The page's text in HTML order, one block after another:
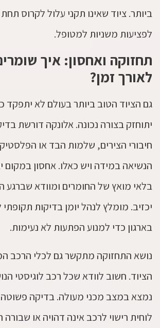
ביותר. ציוד שאינו תקני עלול לקרוס
לפציעות משניות למטופל.
תחזוקה ואחסון: איך
לאורך זמן?
גם הציוד הטוב ביותר בעולם לא יתפקד
יתוחזק בצורה נכונה. אלונקה דורשת
חיבורי הצירים, שלמות הבד או הפלסטיק
הנשיאה במידה ויש כאלו. אחסון במקום
בלאי מואץ של החומרים ומוודא שברגע
יכזיב. מומלץ לנהל יומן בדיקות תקופתי
בארגון כדי למנוע הפתעות לא נעימות.
נושא התחזוקה מתקשר גם לכלי הרכב
הציוד. חשוב לוודא שכל רכב לוגיסטי
נמצא במצב מכני מעולה. בדיקה פשוטה
לוחית רישוי לרכב אינה דהויה או